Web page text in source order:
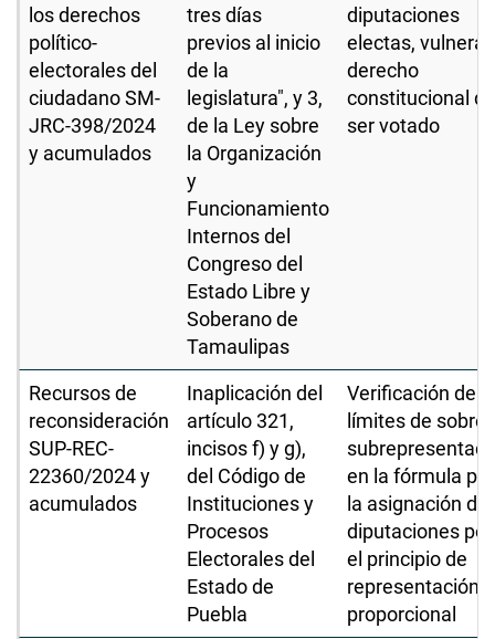
los derechos
político-
electorales del
ciudadano SM-
JRC-398/2024
y acumulados
tres días
previos al inicio
de la
legislatura", y 3,
de la Ley sobre
la Organización
y
Funcionamiento
Internos del
Congreso del
Estado Libre y
Soberano de
Tamaulipas
diputaciones
electas, vulnera
derecho
constitucional de
ser votado
Recursos de
reconsideración
SUP-REC-
22360/2024 y
acumulados
Inaplicación del
artículo 321,
incisos f) y g),
del Código de
Instituciones y
Procesos
Electorales del
Estado de
Puebla
Verificación de
límites de sobre
en la fórmula
la asignación de
diputaciones por
el principio de
representación
proporcional